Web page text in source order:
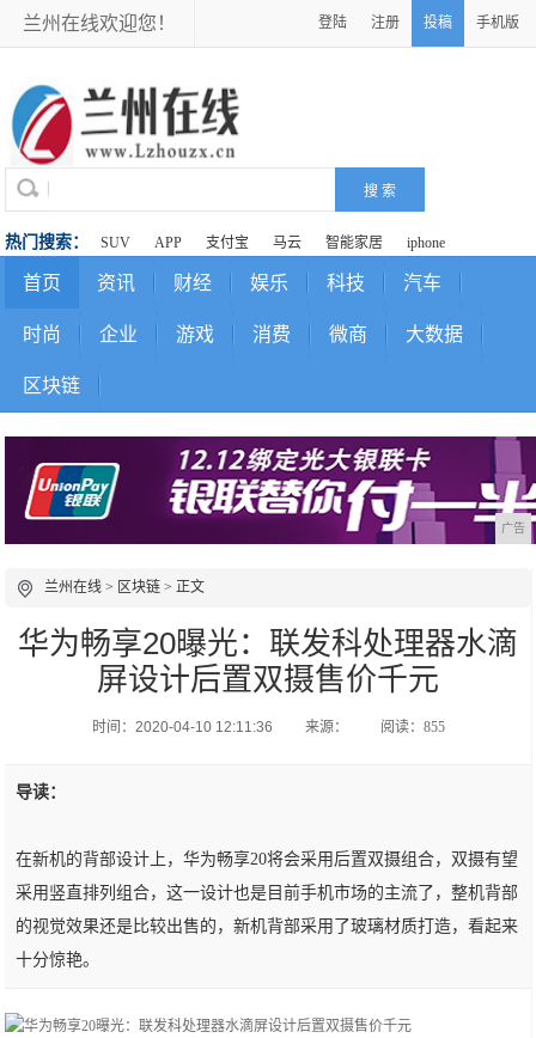
兰州在线欢迎您！ 登陆 注册 投稿 手机版
热门搜索： SUV APP 支付宝 马云 智能家居 iphone
首页 资讯 财经 娱乐 科技 汽车
时尚 企业 游戏 消费 微商 大数据
区块链
广告
兰州在线 > 区块链 > 正文
华为畅享20曝光：联发科处理器水滴
屏设计后置双摄售价千元
时间：2020-04-10 12:11:36 来源： 阅读：855
导读：
在新机的背部设计上，华为畅享20将会采用后置双摄组合，双摄有望
采用竖直排列组合，这一设计也是目前手机市场的主流了，整机背部
的视觉效果还是比较出售的，新机背部采用了玻璃材质打造，看起来
十分惊艳。